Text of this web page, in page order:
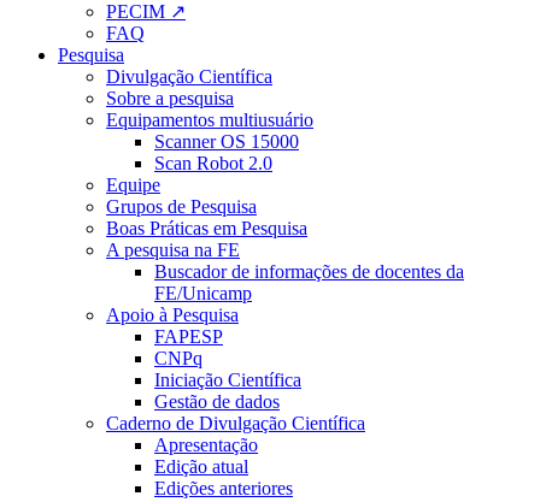
PECIM ↗
FAQ
Pesquisa
Divulgação Científica
Sobre a pesquisa
Equipamentos multiusuário
Scanner OS 15000
Scan Robot 2.0
Equipe
Grupos de Pesquisa
Boas Práticas em Pesquisa
A pesquisa na FE
Buscador de informações de docentes da
FE/Unicamp
Apoio à Pesquisa
FAPESP
CNPq
Iniciação Científica
Gestão de dados
Caderno de Divulgação Científica
Apresentação
Edição atual
Edições anteriores